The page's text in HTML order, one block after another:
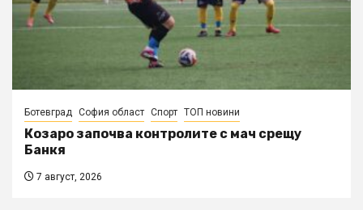
Ботевград София област Спорт ТОП новини
Козаро започва контролите с мач срещу
Банкя
7 август, 2026